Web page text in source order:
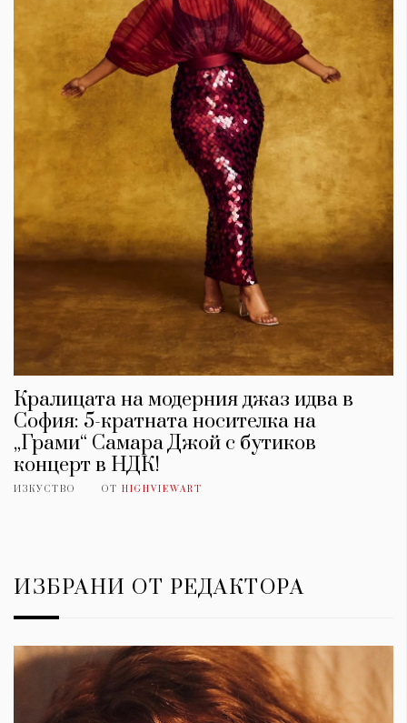
Кралицата на модерния джаз идва в
София: 5-кратната носителка на
„Грами“ Самара Джой с бутиков
концерт в НДК!
ИЗКУСТВО ОТ HIGHVIEWART
ИЗБРАНИ ОТ РЕДАКТОРА